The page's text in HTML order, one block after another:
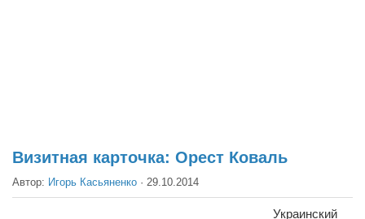
Выборы
Визитная карточка: Орест Коваль
Автор: Игорь Касьяненко · 29.10.2014
Украинский